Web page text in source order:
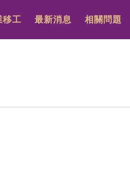
移工 最新消息 相關問題